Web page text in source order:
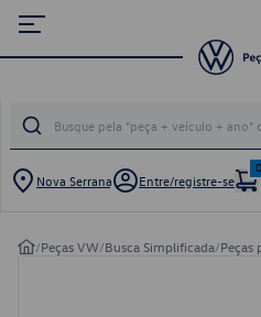
Nova Serrana Entre/registre-se
0
/Peças VW/Busca Simplificada/Peças